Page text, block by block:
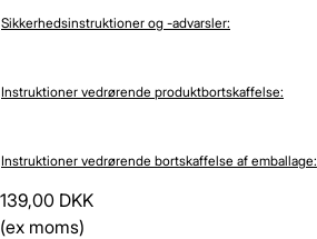
Sikkerhedsinstruktioner og -advarsler:
Instruktioner vedrørende produktbortskaffelse:
Instruktioner vedrørende bortskaffelse af emballage:
139,00 DKK
(ex moms)